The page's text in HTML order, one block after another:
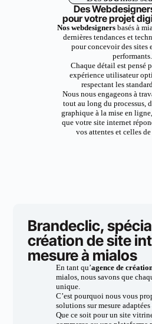
Des
pour votre projet
Nos webdesigners basés à
dernières tendances et
pour concevoir des sites
performants.
Chaque détail est pensé
expérience utilisateur
respectant les
Nous nous engageons à
tout au long du processus,
graphique à la mise en
que votre site internet
vos attentes et celles
Brandeclic,
création de site
mesure à mialos
En tant qu’agence de
mialos, nous savons que
unique.
C’est pourquoi nous vous
solutions sur mesure
Que ce soit pour un site